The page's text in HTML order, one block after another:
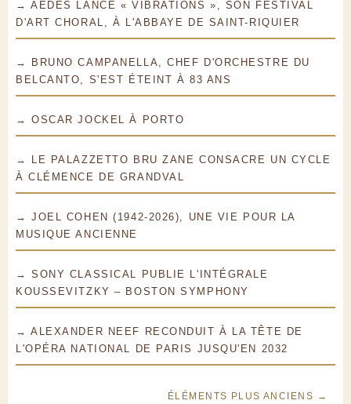
→ AEDES LANCE « VIBRATIONS », SON FESTIVAL
D'ART CHORAL, À L'ABBAYE DE SAINT-RIQUIER
→ BRUNO CAMPANELLA, CHEF D'ORCHESTRE DU
BELCANTO, S'EST ÉTEINT À 83 ANS
→ OSCAR JOCKEL À PORTO
→ LE PALAZZETTO BRU ZANE CONSACRE UN CYCLE
À CLÉMENCE DE GRANDVAL
→ JOEL COHEN (1942-2026), UNE VIE POUR LA
MUSIQUE ANCIENNE
→ SONY CLASSICAL PUBLIE L'INTÉGRALE
KOUSSEVITZKY – BOSTON SYMPHONY
→ ALEXANDER NEEF RECONDUIT À LA TÊTE DE
L'OPÉRA NATIONAL DE PARIS JUSQU'EN 2032
ÉLÉMENTS PLUS ANCIENS →